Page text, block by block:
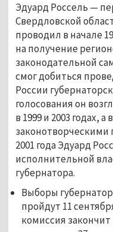
Эдуард Россель —
Свердловской
проводил в начале
на получение
законодательной
смог добиться
России
голосования он
в 1999 и 2003 годах,
законотворческими
2001 года Эдуард
исполнительной
губернатора.
Выборы
пройдут 11
комиссия